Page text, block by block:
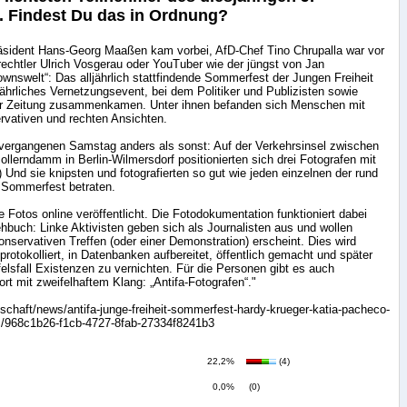
Findest Du das in Ordnung?
Hans-Georg Maaßen kam vorbei, AfD-Chef Tino Chrupalla war vor
Ulrich Vosgerau oder YouTuber wie der jüngst von Jan
Das alljährlich stattfindende Sommerfest der Jungen Freiheit
Vernetzungsevent, bei dem Politiker und Publizisten sowie
Zeitung zusammenkamen. Unter ihnen befanden sich Menschen mit
und rechten Ansichten.
Samstag anders als sonst: Auf der Verkehrsinsel zwischen
in Berlin-Wilmersdorf positionierten sich drei Fotografen mit
sie knipsten und fotografierten so gut wie jeden einzelnen der rund
betraten.
Fotos online veröffentlicht. Die Fotodokumentation funktioniert dabei
Linke Aktivisten geben sich als Journalisten aus und wollen
Treffen (oder einer Demonstration) erscheint. Dies wird
in Datenbanken aufbereitet, öffentlich gemacht und später
Existenzen zu vernichten. Für die Personen gibt es auch
mit zweifelhaftem Klang: „Antifa-Fotografen“."
news/antifa-junge-freiheit-sommerfest-hardy-krueger-katia-pacheco-
f1cb-4727-8fab-27334f8241b3
22,2% (4)
0,0% (0)